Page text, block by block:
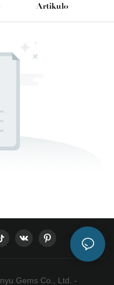
Artikulo
Gems Co., Ltd. -